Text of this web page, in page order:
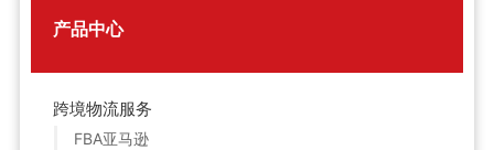
产品中心
跨境物流服务
FBA亚马逊